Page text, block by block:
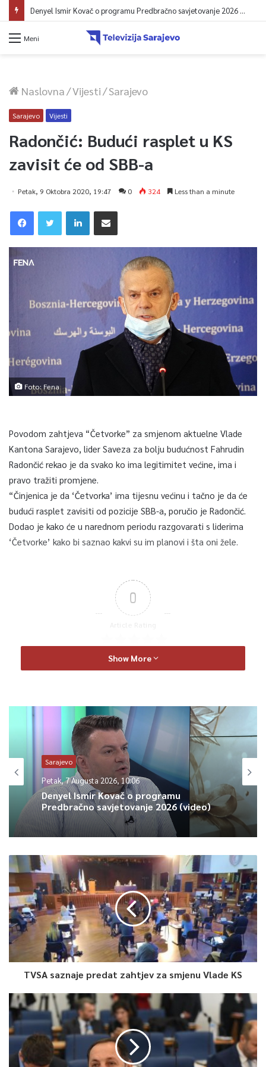
Denyel Ismir Kovač o programu Predbračno savjetovanje 2026 (video)
Meni
Naslovna/Vijesti/Sarajevo
Sarajevo Vijesti
Radončić: Budući rasplet u KS
zavisit će od SBB-a
Petak, 9 Oktobra 2020, 19:47 0 324 Less than a minute
Foto: Fena
Povodom zahtjeva “Četvorke” za smjenom aktuelne Vlade
Kantona Sarajevo, lider Saveza za bolju budućnost Fahrudin
Radončić rekao je da svako ko ima legitimitet većine, ima i
pravo tražiti promjene.
“Činjenica je da ‘Četvorka’ ima tijesnu većinu i tačno je da će
budući rasplet zavisiti od pozicije SBB-a, poručio je Radončić.
Dodao je kako će u narednom periodu razgovarati s liderima
‘Četvorke’ kako bi saznao kakvi su im planovi i šta oni žele.
0
Article Rating
Show More
Sarajevo
Petak, 7 Augusta 2026, 10:06
Denyel Ismir Kovač o programu
Predbračno savjetovanje 2026 (video)
TVSA saznaje predat zahtjev za smjenu Vlade KS